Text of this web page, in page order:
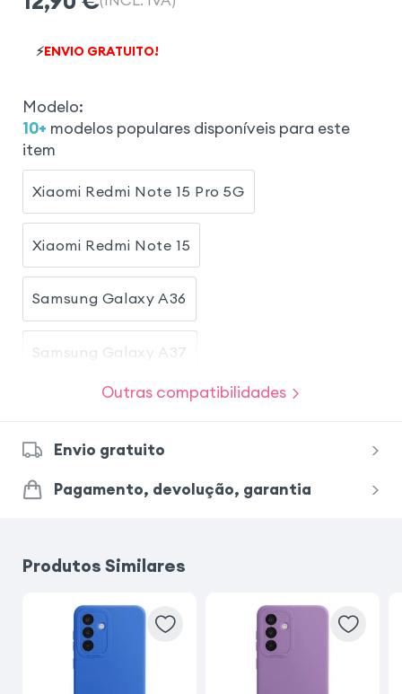
⚡ENVIO GRATUITO!
Modelo:
10+ modelos populares disponíveis para este
item
Xiaomi Redmi Note 15 Pro 5G
Xiaomi Redmi Note 15
Samsung Galaxy A36
Samsung Galaxy A37
Xiaomi Redmi Note 13 Pro
Samsung Galaxy S23 FE
Oppo A53 Samsung Galaxy Z Flip 7
Outras compatibilidades
Envio gratuito
Pagamento, devolução, garantia
Produtos Similares